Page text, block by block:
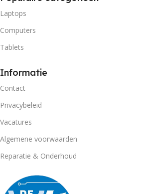
Laptops
Computers
Tablets
Informatie
Contact
Privacybeleid
Vacatures
Algemene voorwaarden
Reparatie & Onderhoud